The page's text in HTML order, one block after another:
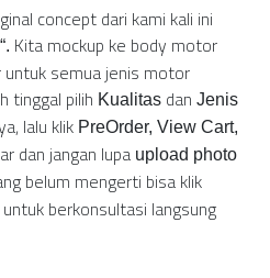
concept dari kami kali ini
“. Kita mockup ke body motor
untuk semua jenis motor
tinggal pilih Kualitas dan Jenis
lalu klik PreOrder, View Cart,
dan jangan lupa upload photo
belum mengerti bisa klik
untuk berkonsultasi langsung